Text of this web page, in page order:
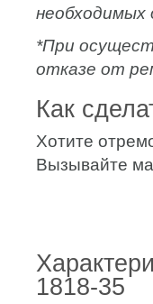
необходимых
*При
отказе от
Как
Хотите
Вызывайте
1818-35